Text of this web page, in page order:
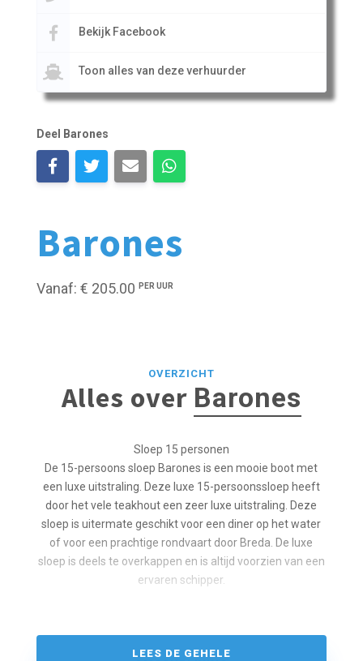
Barones
Vanaf: € 205.00 PER UUR
Bekijk Facebook
Toon alles van deze verhuurder
Deel Barones
OVERZICHT
Alles over Barones
Sloep 15 personen
De 15-persoons sloep Barones is een mooie boot met
een luxe uitstraling. Deze luxe 15-persoonssloep heeft
door het vele teakhout een zeer luxe uitstraling. Deze
sloep is uitermate geschikt voor een diner op het water
of voor een prachtige rondvaart door Breda. De luxe
sloep is deels te overkappen en is altijd voorzien van een
ervaren schipper.
kunnen wij een heerlijke lunch, diner of borrel verzorgen
LEES DE GEHELE